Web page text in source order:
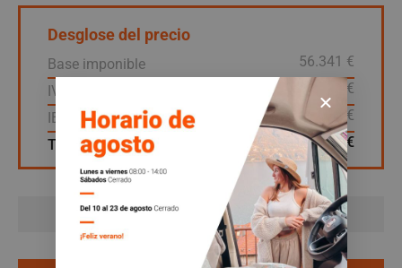
Desglose del precio
Base imponible
56.341 €
IVA
11.832 €
IEDMT (País Vasco)
5.817 €
Total
73.990 €